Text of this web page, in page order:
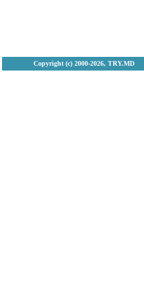
Copyright (с) 2000-2026, TRY.MD